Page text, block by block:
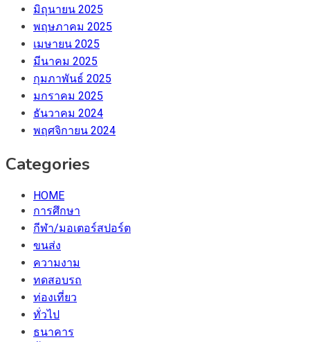
มิถุนายน 2025
พฤษภาคม 2025
เมษายน 2025
มีนาคม 2025
กุมภาพันธ์ 2025
มกราคม 2025
ธันวาคม 2024
พฤศจิกายน 2024
Categories
HOME
การศึกษา
กีฬา/มอเตอร์สปอร์ต
ขนส่ง
ความงาม
ทดสอบรถ
ท่องเที่ยว
ทั่วไป
ธนาคาร